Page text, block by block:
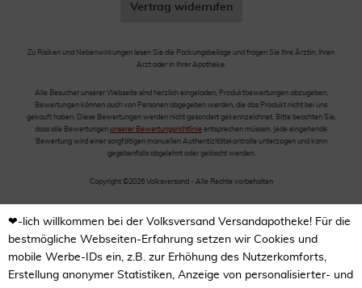
Vertrag widerrufen
Zu Risiken und Nebenwirkungen lesen Sie die Packungsbeilage und fragen Sie Ihre Ärztin, Ihren
Arzt oder in Ihrer Apotheke.
Alle Besucher unserer Webseite sind herzlich eingeladen, Produktbewertungen abzugeben.
Bewertungen können auch von Personen abgegeben werden, die das Produkt nicht bei uns
gekauft haben. Diese Bewertungen werden nicht gesondert gekennzeichnet. Bitte beachten Sie,
dass alle Bewertungen unserer Bewertungsrichtlinie entsprechen müssen. Jede eingehende
Bewertung wird einer sorgfältigen manuellen Authentizitätskontrolle unterzogen und kann
gegebenfalls abgelehnt oder gelöscht werden.
Copyright ©2026 Volksversand - Alle Rechte vorbehalten
❤-lich willkommen bei der Volksversand Versandapotheke! Für die
bestmögliche Webseiten-Erfahrung setzen wir Cookies und
mobile Werbe-IDs ein, z.B. zur Erhöhung des Nutzerkomforts,
Erstellung anonymer Statistiken, Anzeige von personalisierter- und